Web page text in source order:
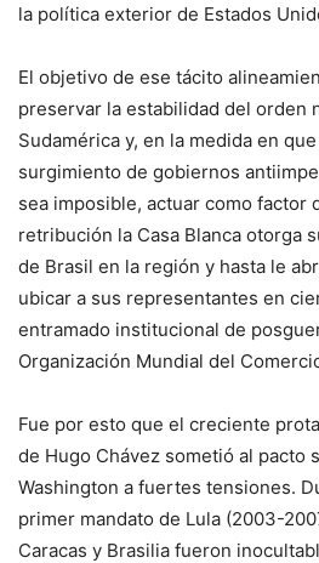
la política exterior de Estados
El objetivo de ese tácito
preservar la estabilidad del orden
Sudamérica y, en la medida en
surgimiento de gobiernos
sea imposible, actuar como factor
retribución la Casa Blanca otorga
de Brasil en la región y hasta le
ubicar a sus representantes en
entramado institucional de
Organización Mundial del
Fue por esto que el creciente
de Hugo Chávez sometió al pacto
Washington a fuertes tensiones.
primer mandato de Lula (2003-
Caracas y Brasilia fueron